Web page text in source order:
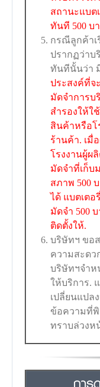
สถานะแบต
ทันที 500 บ
กรณีลูกค้าเ
ปรากฏว่าบ
ทันทีนั้นว่า
ประสงค์ที่จ
มัดจำการบ
สำรองให้ใ
สินค้าหรือโ
ร้านค้า. เมื่
โรงงานผู้ผ
มัดจำที่เก็บ
สภาพ 500
ได้ แบตเต
มัดจำ 500
ติดตั้งให้.
บริษัทฯ ขอ
ความสะดว
บริษัทฯจำห
ให้บริการ.
เปลี่ยนแปล
ข้อความที่พิ
ทราบล่วงห